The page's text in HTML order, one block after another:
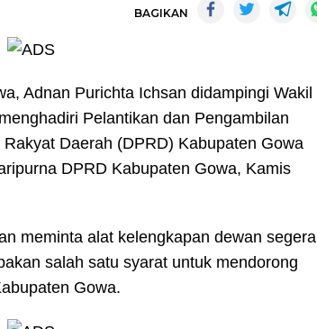
BAGIKAN
Adnan Purichta Ichsan didampingi Wakil
Pelantikan dan Pengambilan
Daerah (DPRD) Kabupaten Gowa
DPRD Kabupaten Gowa, Kamis
meminta alat kelengkapan dewan segera
salah satu syarat untuk mendorong
Gowa.